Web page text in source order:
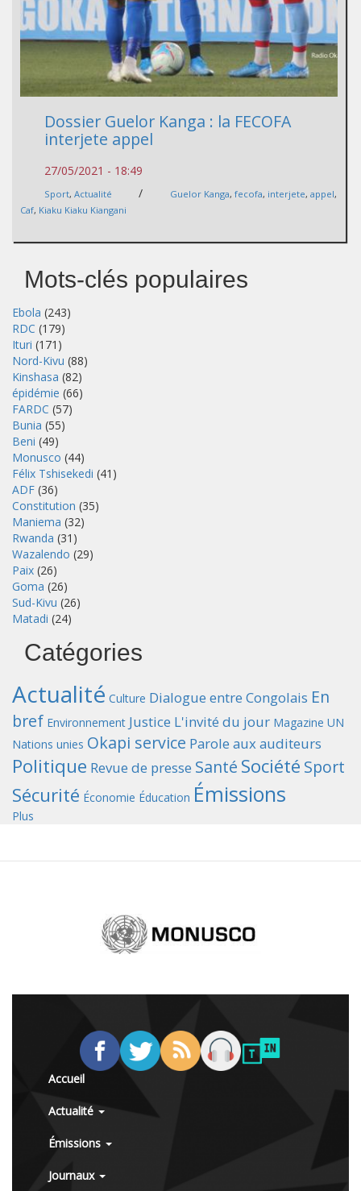
Dossier Guelor Kanga : la FECOFA
interjete appel
27/05/2021 - 18:49
Sport, Actualité / Guelor Kanga, fecofa, interjete, appel,
Caf, Kiaku Kiaku Kiangani
Mots-clés populaires
Ebola (243)
RDC (179)
Ituri (171)
Nord-Kivu (88)
Kinshasa (82)
épidémie (66)
FARDC (57)
Bunia (55)
Beni (49)
Monusco (44)
Félix Tshisekedi (41)
ADF (36)
Constitution (35)
Maniema (32)
Rwanda (31)
Wazalendo (29)
Paix (26)
Goma (26)
Sud-Kivu (26)
Matadi (24)
Catégories
Actualité Culture Dialogue entre Congolais En
bref Environnement Justice L'invité du jour Magazine UN
Nations unies Okapi service Parole aux auditeurs
Politique Revue de presse Santé Société Sport
Sécurité Économie Éducation Émissions
Plus
Accueil
Actualité
Émissions
Journaux